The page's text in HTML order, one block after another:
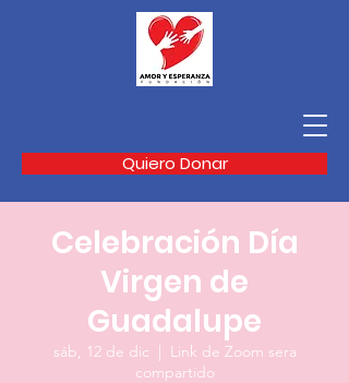
Quiero Donar
Celebración Día
Virgen de
Guadalupe
sáb, 12 de dic
  |
Link de Zoom sera
compartido